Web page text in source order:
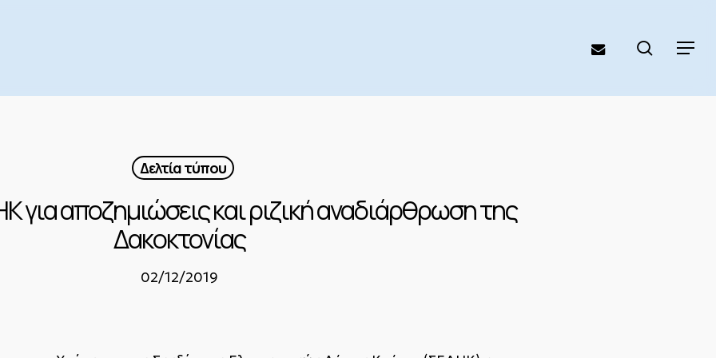
Menu
email search
Δελτία τύπου
για αποζημιώσεις και ριζική αναδιάρθρωση της
Δακοκτονίας
02/12/2019